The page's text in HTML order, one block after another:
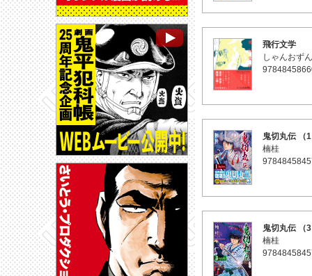
飛行文学
しゃんおずん
鬼切丸伝 （
楠桂
鬼切丸伝 （
楠桂